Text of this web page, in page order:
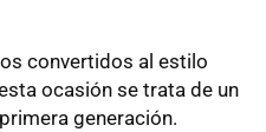
convertidos al estilo
ocasión se trata de un
generación.